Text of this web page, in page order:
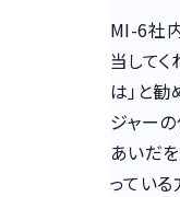
MI-6社
当して
は」と
ジャー
あいだ
ってい